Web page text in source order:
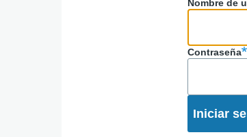
Nombre de
Contraseña